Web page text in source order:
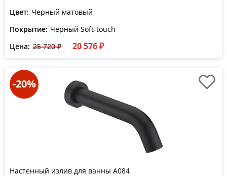
Цвет: Черный матовый
Покрытие: Черный Soft-touch
Цена: 25 720 ₽ 20 576 ₽
-20%
Настенный излив для ванны A084